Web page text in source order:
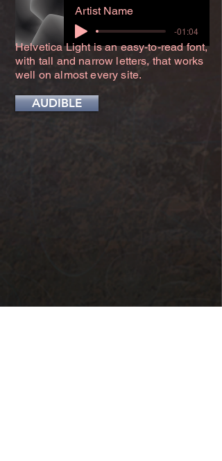
Artist Name
-01:04
Helvetica Light is an easy-to-read font,
with tall and narrow letters, that works
well on almost every site.
AUDIBLE